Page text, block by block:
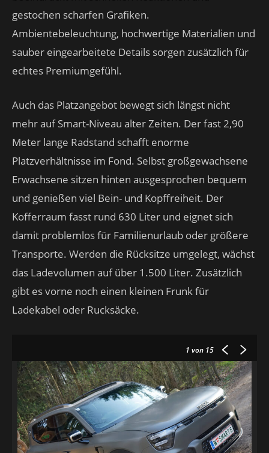
gestochen scharfen Grafiken.
Ambientebeleuchtung, hochwertige Materialien und
sauber eingearbeitete Details sorgen zusätzlich für
echtes Premiumgefühl.
Auch das Platzangebot bewegt sich längst nicht
mehr auf Smart-Niveau alter Zeiten. Der fast 2,90
Meter lange Radstand schafft enorme
Platzverhältnisse im Fond. Selbst großgewachsene
Erwachsene sitzen hinten ausgesprochen bequem
und genießen viel Bein- und Kopffreiheit. Der
Kofferraum fasst rund 630 Liter und eignet sich
damit problemlos für Familienurlaub oder größere
Transporte. Werden die Rücksitze umgelegt, wächst
das Ladevolumen auf über 1.500 Liter. Zusätzlich
gibt es vorne noch einen kleinen Frunk für
Ladekabel oder Rucksäcke.
1 von 15